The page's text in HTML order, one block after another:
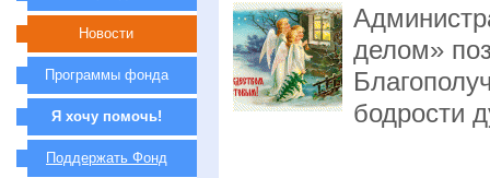
делом»
бодрости
Новости
Программы фонда
Я хочу помочь!
Поддержать Фонд